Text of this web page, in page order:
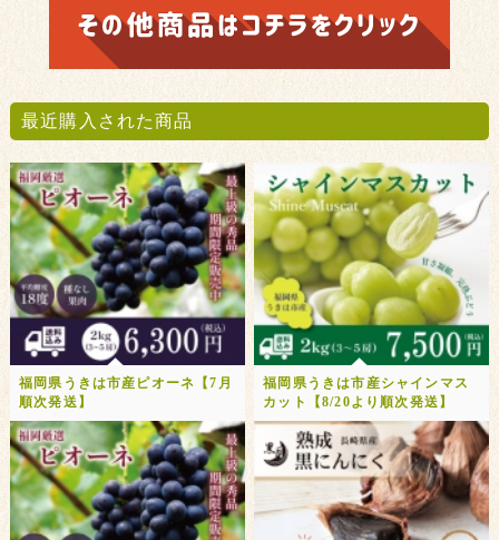
最近購入された商品
福岡県うきは市産ピオーネ【7月
順次発送】
福岡県うきは市産シャインマス
カット【8/20より順次発送】